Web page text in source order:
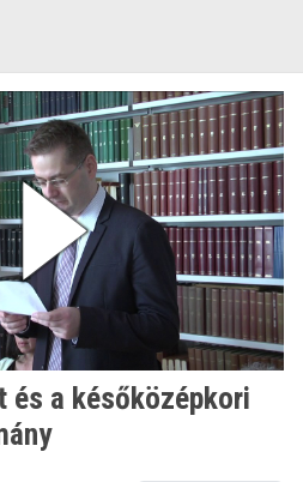
és a későközépkori